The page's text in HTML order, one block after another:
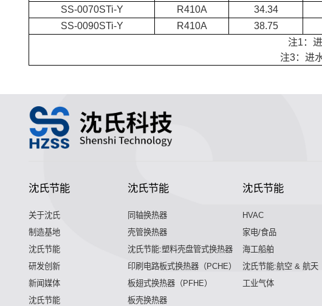
SS-0070STi-Y
R410A 34.34
SS-0090STi-Y
R410A 38.75
注1：
注3：进
沈氏节能
关于沈氏
制造基地
沈氏节能
研发创新
新闻媒体
沈氏节能
沈氏节能
同轴换热器
壳管换热器
沈氏节能:塑料壳盘管式换热器
印刷电路板式换热器（PCHE）
板翅式换热器（PFHE）
板壳换热器
沈氏节能
HVAC
家电/食品
海工船舶
沈氏节能:航空 & 航天
工业气体